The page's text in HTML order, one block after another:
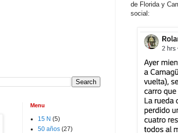
de Florida y
social:
Menu
15 N (5)
50 años (27)